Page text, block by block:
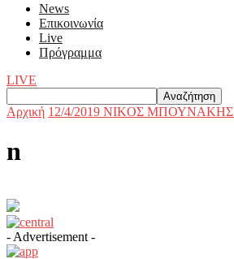
News
Επικοινωνία
Live
Πρόγραμμα
LIVE
Αρχική 12/4/2019 NIKOΣ ΜΠΟΥΝΑΚΗΣ
n
- Advertisement -